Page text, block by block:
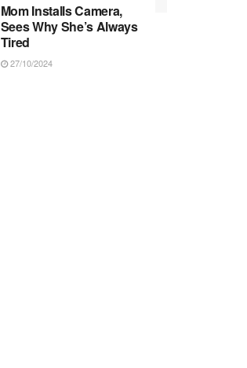
Mom Installs Camera,
Sees Why She’s Always
Tired
27/10/2024